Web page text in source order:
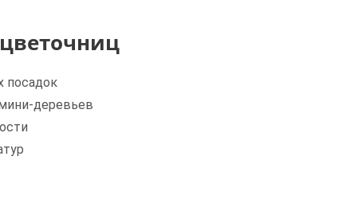
посадок
деревьев